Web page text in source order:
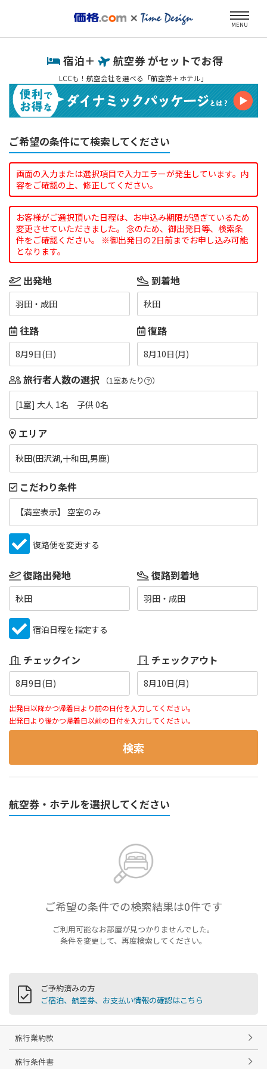
MENU
宿泊＋ 航空券 がセットでお得
LCCも！航空会社を選べる「航空券＋ホテル」
ご希望の条件にて検索してください
画面の入力または選択項目で入力エラーが発生しています。内
容をご確認の上、修正してください。
お客様がご選択頂いた日程は、お申込み期限が過ぎているため
変更させていただきました。 念のため、御出発日等、検索条
件をご確認ください。 ※御出発日の2日前までお申し込み可能
となります。
出発地
羽田・成田
到着地
秋田
往路
8月9日(日)
復路
8月10日(月)
旅行者人数の選択 （1室あたり ）
[1室] 大人 1名 子供 0名
エリア
秋田(田沢湖,十和田,男鹿)
こだわり条件
【満室表示】 空室のみ
復路便を変更する
復路出発地
秋田
復路到着地
羽田・成田
宿泊日程を指定する
チェックイン
8月9日(日)
チェックアウト
8月10日(月)
出発日以降かつ帰着日より前の日付を入力してください。
出発日より後かつ帰着日以前の日付を入力してください。
検索
航空券・ホテルを選択してください
ご希望の条件での検索結果は0件です
ご利用可能なお部屋が見つかりませんでした。
条件を変更して、再度検索してください。
ご予約済みの方
ご宿泊、航空券、お支払い情報の確認はこちら
旅行業約款
旅行条件書